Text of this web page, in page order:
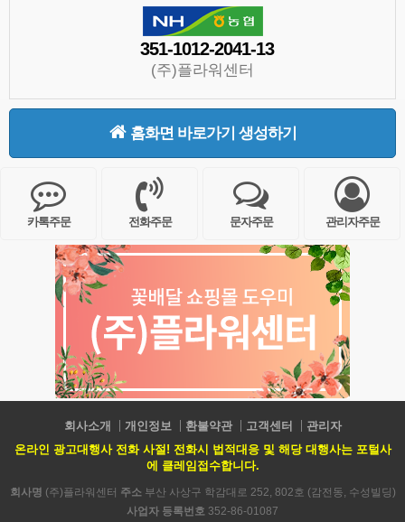
351-1012-2041-13
(주)플라워센터
홈화면 바로가기 생성하기
카톡주문 전화주문 문자주문 관리자주문
회사소개 개인정보 환불약관 고객센터
관리자
온라인 광고대행사 전화 사절! 전화시 법적대응 및 해당 대행사는 포털사
에 클레임접수합니다.
회사명 (주)플라워센터 주소부산 사상구 학감대로 252, 802호 (감전동, 수성빌딩)
사업자 등록번호 352-86-01087